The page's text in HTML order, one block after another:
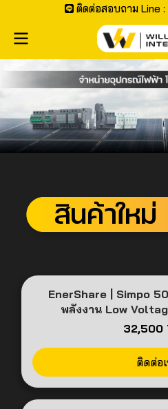
ติดต่อสอบถาม Line
EnerShare | Simpo
พลังงาน Low
32,500
ติดต่อ